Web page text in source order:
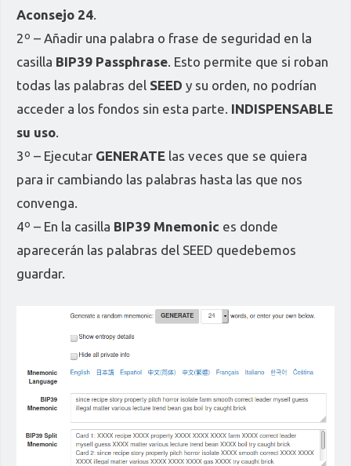
Aconsejo 24.
2º – Añadir una palabra o frase de seguridad en la
casilla BIP39 Passphrase. Esto permite que si roban
todas las palabras del SEED y su orden, no podrían
acceder a los fondos sin esta parte. INDISPENSABLE
su uso.
3º – Ejecutar GENERATE las veces que se quiera
para ir cambiando las palabras hasta las que nos
convenga.
4º – En la casilla BIP39 Mnemonic es donde
aparecerán las palabras del SEED quedebemos
guardar.